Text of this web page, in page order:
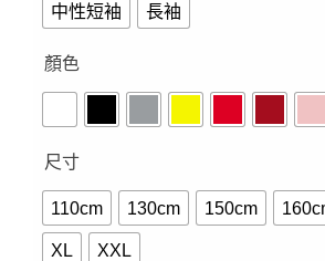
中性短袖 長袖
顏色
尺寸
110cm 130cm 150cm
XL XXL